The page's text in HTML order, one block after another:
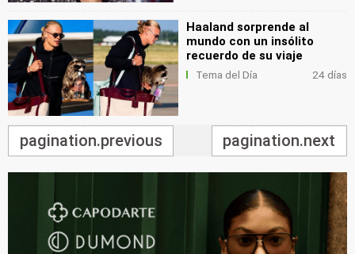
Haaland sorprende al
mundo con un insólito
recuerdo de su viaje
Tema del Día 24 días
pagination.previous pagination.next